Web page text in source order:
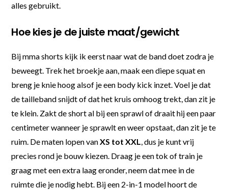
alles gebruikt.
Hoe kies je de juiste maat/gewicht
Bij mma shorts kijk ik eerst naar wat de band doet zodra je
beweegt. Trek het broekje aan, maak een diepe squat en
breng je knie hoog alsof je een body kick inzet. Voel je dat
de tailleband snijdt of dat het kruis omhoog trekt, dan zit je
te klein. Zakt de short al bij een sprawl of draait hij een paar
centimeter wanneer je sprawlt en weer opstaat, dan zit je te
ruim. De maten lopen vanXS tot XXL, dus je kunt vrij
precies rond je bouw kiezen. Draag je een tok of train je
graag met een extra laag eronder, neem dat mee in de
ruimte die je nodig hebt. Bij een 2-in-1 model hoort de